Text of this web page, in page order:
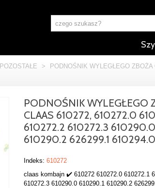
POZOSTAŁE >
PODNOŚNIK WYLEGŁEGO
PODNOŚNIK WYLEGŁEGO
CLAAS 610272, 610272.0
610272.2 610272.3
610290.2 626299.1 610294.0
Indeks: 610272
claas kombajn ✔️ 610272 610272.0 610272.1
610272.3 610290.0 610290.1 610290.2